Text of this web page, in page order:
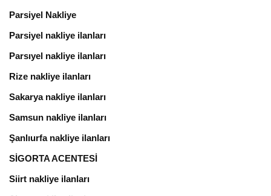
Parsiyel Nakliye
Parsiyel nakliye ilanları
Parsıyel nakliye ilanları
Rize nakliye ilanları
Sakarya nakliye ilanları
Samsun nakliye ilanları
Şanlıurfa nakliye ilanları
SİGORTA ACENTESİ
Siirt nakliye ilanları